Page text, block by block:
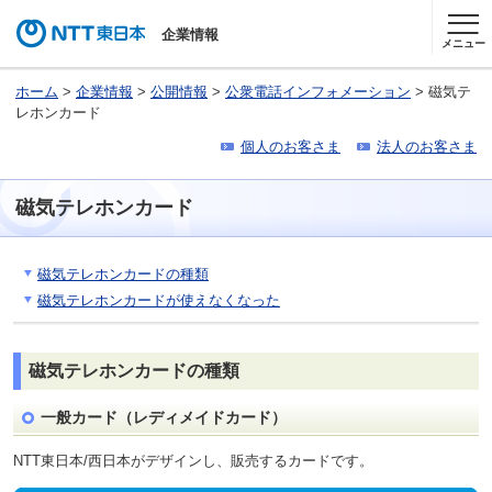
企業情報
メニュー
ホーム > 企業情報 > 公開情報 > 公衆電話インフォメーション > 磁気テ
レホンカード
個人のお客さま 法人のお客さま
磁気テレホンカード
磁気テレホンカードの種類
磁気テレホンカードが使えなくなった
磁気テレホンカードの種類
一般カード（レディメイドカード）
NTT東日本/西日本がデザインし、販売するカードです。